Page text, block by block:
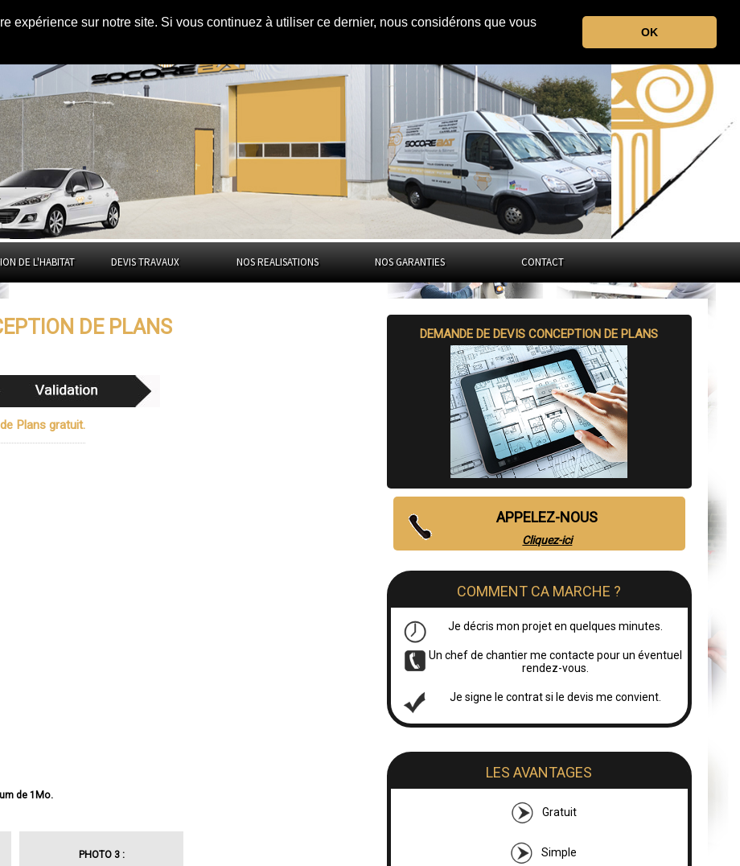
expérience sur notre site. Si vous continuez à utiliser ce dernier, nous considérons que vous
OK
la Lozère
la Lozère
DE L'HABITAT DEVIS TRAVAUX NOS REALISATIONS NOS GARANTIES CONTACT
DEMANDE DE DEVIS CONCEPTION DE PLANS
APPELEZ-NOUS
Cliquez-ici
COMMENT CA MARCHE ?
Je décris mon projet en quelques minutes.
Un chef de chantier me contacte pour un éventuel
rendez-vous.
Je signe le contrat si le devis me convient.
LES AVANTAGES
Gratuit
Simple
DE PLANS
Plans gratuit.
de 1Mo.
PHOTO 3 :